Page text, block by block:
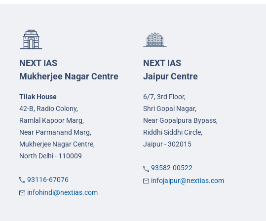
NEXT IAS
Mukherjee Nagar Centre
Tilak House
42-B, Radio Colony,
Ramlal Kapoor Marg,
Near Parmanand Marg,
Mukherjee Nagar Centre,
North Delhi - 110009
93116-67076
infohindi@nextias.com
NEXT IAS
Jaipur Centre
6/7, 3rd Floor,
Shri Gopal Nagar,
Near Gopalpura Bypass,
Riddhi Siddhi Circle,
Jaipur - 302015
93582-00522
infojaipur@nextias.com